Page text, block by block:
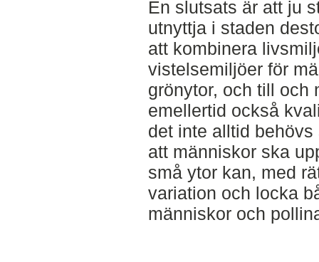
En slutsats är att ju
utnyttja i staden
att kombinera
vistelsemiljöer för
grönytor, och till och
emellertid också
det inte alltid
att människor ska
små ytor kan, med
variation och locka
människor och